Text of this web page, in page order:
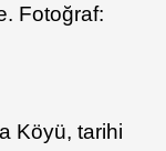
​Fotoğraf:
Köyü, tarihi